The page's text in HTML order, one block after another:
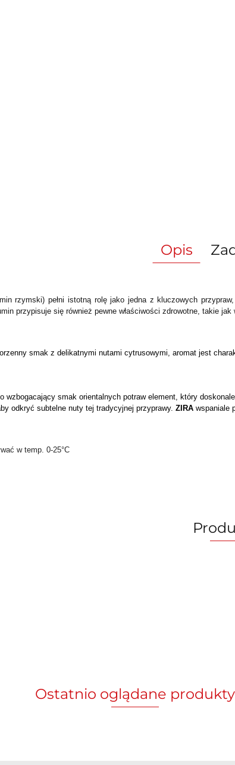
Opis
rzymski) pełni istotną rolę jako jedna z kluczowych
przypisuje się również pewne właściwości zdrowotne, takie jak
smak z delikatnymi nutami cytrusowymi, aromat jest
wzbogacający smak orientalnych potraw element, który
odkryć subtelne nuty tej tradycyjnej przyprawy. ZIRA wspaniale
w temp. 0-25°C
Ostatnio oglądane produkty